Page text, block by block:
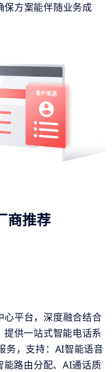
保方案能伴随业务成
商推荐
心平台，深度融合结合
供一站式智能电话系
务，支持：AI智能语音
路由分配、AI通话质